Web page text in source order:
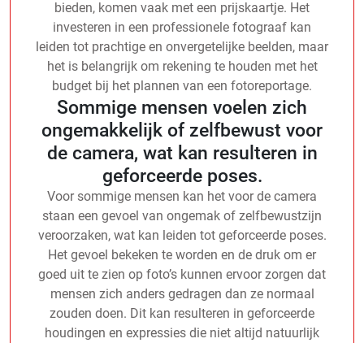
bieden, komen vaak met een prijskaartje. Het
investeren in een professionele fotograaf kan
leiden tot prachtige en onvergetelijke beelden, maar
het is belangrijk om rekening te houden met het
budget bij het plannen van een fotoreportage.
Sommige mensen voelen zich
ongemakkelijk of zelfbewust voor
de camera, wat kan resulteren in
geforceerde poses.
Voor sommige mensen kan het voor de camera
staan een gevoel van ongemak of zelfbewustzijn
veroorzaken, wat kan leiden tot geforceerde poses.
Het gevoel bekeken te worden en de druk om er
goed uit te zien op foto’s kunnen ervoor zorgen dat
mensen zich anders gedragen dan ze normaal
zouden doen. Dit kan resulteren in geforceerde
houdingen en expressies die niet altijd natuurlijk